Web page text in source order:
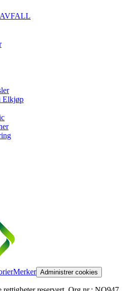
Elkjøp
Merker Administrer cookies